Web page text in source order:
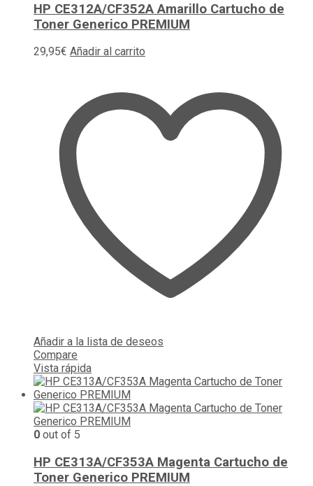
HP CE312A/CF352A Amarillo Cartucho de
Toner Generico PREMIUM
29,95€ Añadir al carrito
Añadir a la lista de deseos
Compare
Vista rápida
0 out of 5
HP CE313A/CF353A Magenta Cartucho de
Toner Generico PREMIUM